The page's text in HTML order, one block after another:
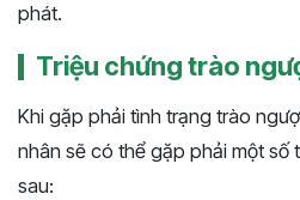
phát.
Triệu chứng trào
Khi gặp phải tình trạng trào
nhân sẽ có thể gặp phải một số
sau: